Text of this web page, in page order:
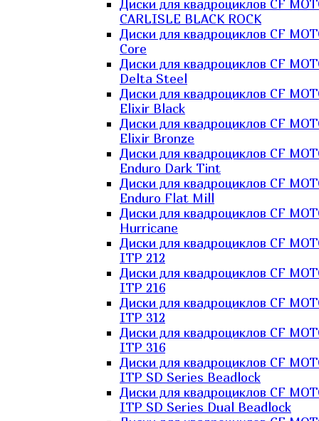
Диски для квадроциклов CF
CARLISLE BLACK ROCK
Диски для квадроциклов CF
Core
Диски для квадроциклов CF
Delta Steel
Диски для квадроциклов CF
Elixir Black
Диски для квадроциклов CF
Elixir Bronze
Диски для квадроциклов CF
Enduro Dark Tint
Диски для квадроциклов CF
Enduro Flat Mill
Диски для квадроциклов CF
Hurricane
Диски для квадроциклов CF
ITP 212
Диски для квадроциклов CF
ITP 216
Диски для квадроциклов CF
ITP 312
Диски для квадроциклов CF
ITP 316
Диски для квадроциклов CF
ITP SD Series Beadlock
Диски для квадроциклов CF
ITP SD Series Dual Beadlock